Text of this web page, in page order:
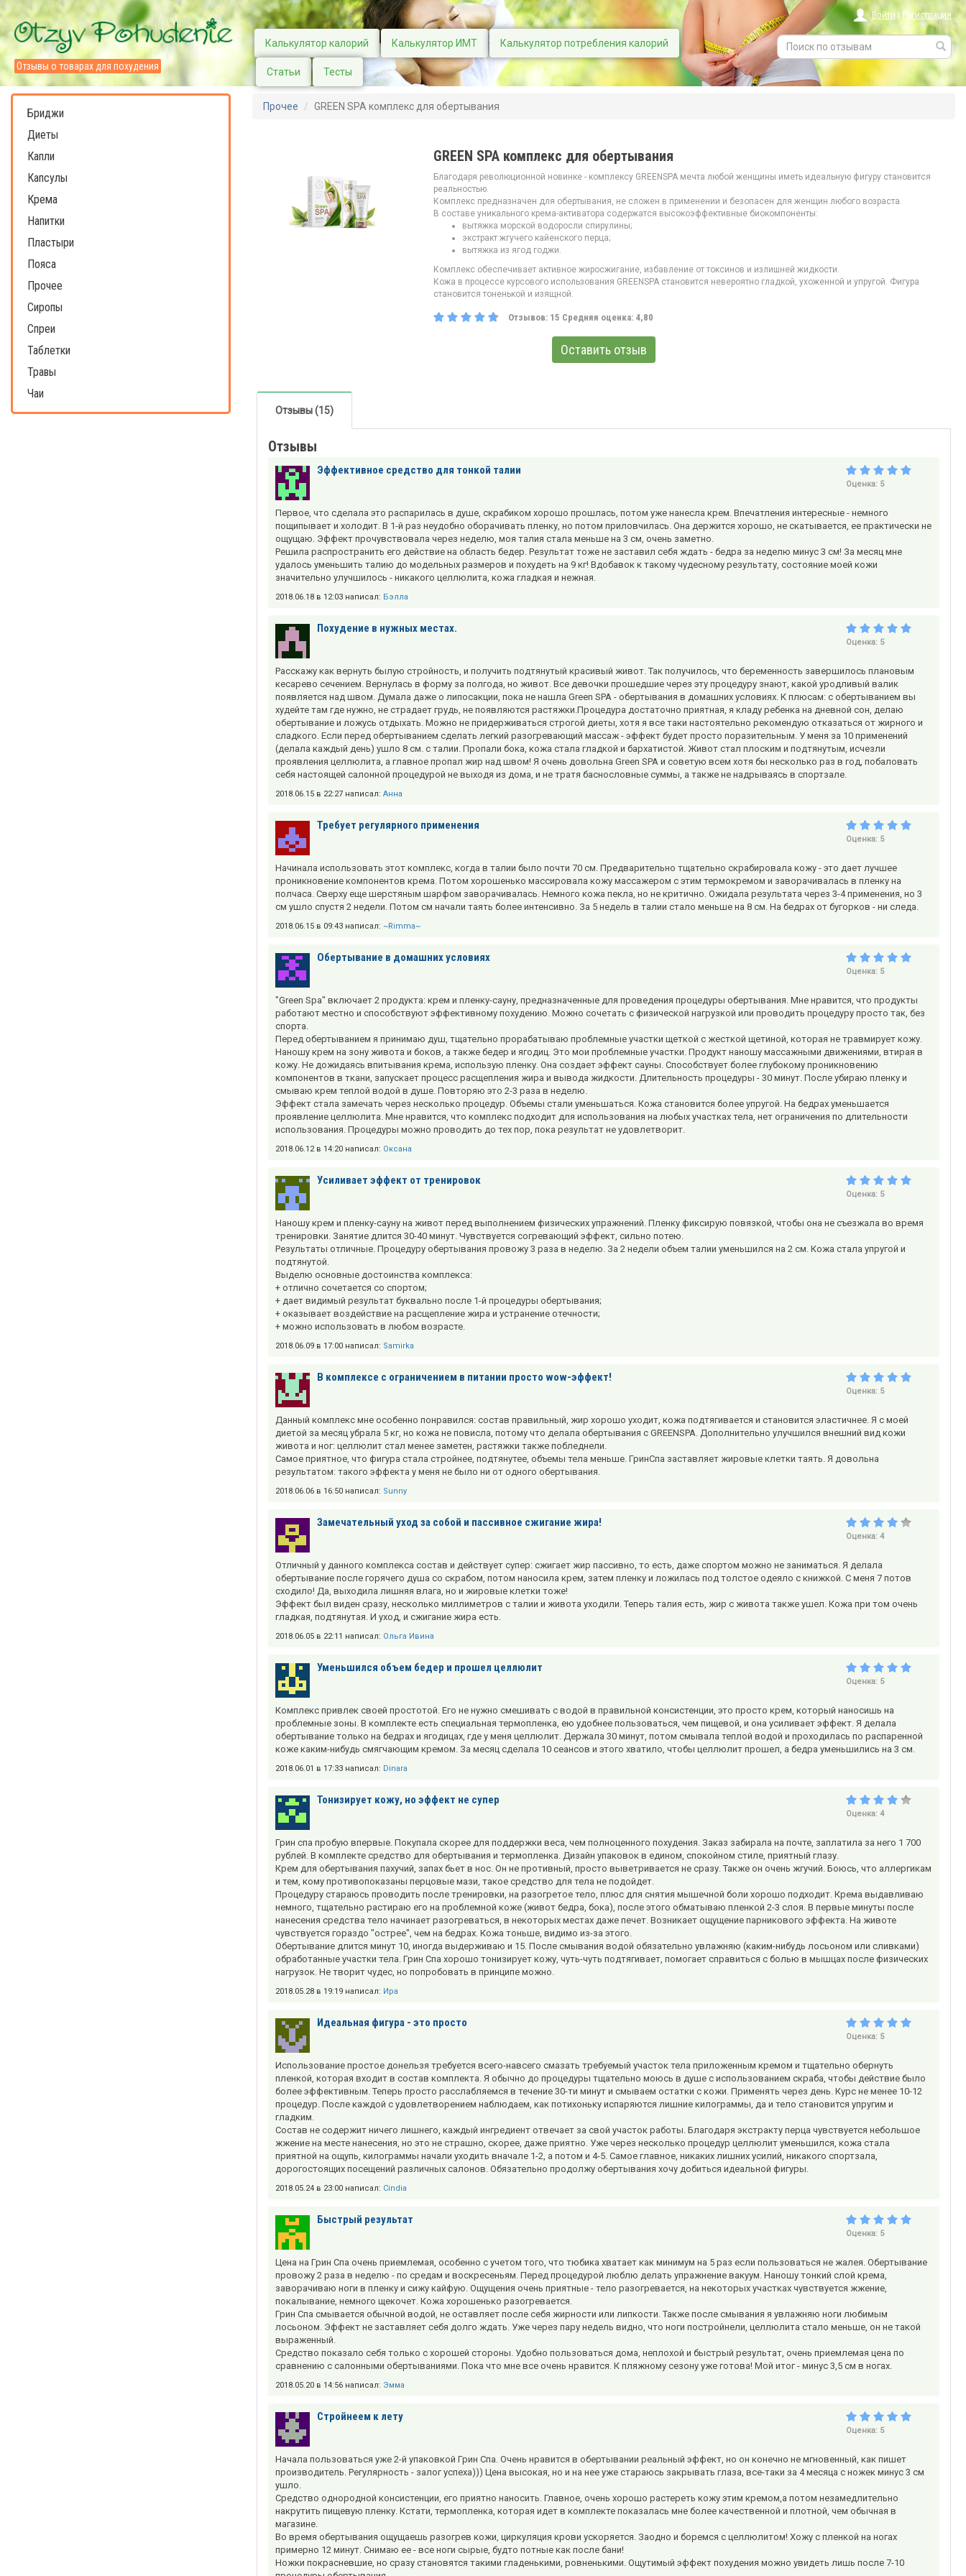
Отзывы о товарах для похудения
Калькулятор калорий Калькулятор ИМТ Калькулятор потребления калорий
Статьи Тесты
Войти | Регистрация
Бриджи
Диеты
Капли
Капсулы
Крема
Напитки
Пластыри
Пояса
Прочее
Сиропы
Спреи
Таблетки
Травы
Чаи
Прочее GREEN SPA комплекс для обертывания
GREEN SPA комплекс для обертывания
Благодаря революционной новинке - комплексу GREENSPA мечта любой женщины иметь идеальную фигуру становится
реальностью.
Комплекс предназначен для обертывания, не сложен в применении и безопасен для женщин любого возраста.
В составе уникального крема-активатора содержатся высокоэффективные биокомпоненты:
вытяжка морской водоросли спирулины;
экстракт жгучего кайенского перца;
вытяжка из ягод годжи.
Комплекс обеспечивает активное жиросжигание, избавление от токсинов и излишней жидкости.
Кожа в процессе курсового использования GREENSPA становится невероятно гладкой, ухоженной и упругой. Фигура
становится тоненькой и изящной.
Отзывов: 15 Средняя оценка: 4,80
Оставить отзыв
Отзывы (15)
Отзывы
Эффективное средство для тонкой талии
Оценка: 5
Первое, что сделала это распарилась в душе, скрабиком хорошо прошлась, потом уже нанесла крем. Впечатления интересные - немного
пощипывает и холодит. В 1-й раз неудобно оборачивать пленку, но потом приловчилась. Она держится хорошо, не скатывается, ее практически не
ощущаю. Эффект прочувствовала через неделю, моя талия стала меньше на 3 см, очень заметно.
Решила распространить его действие на область бедер. Результат тоже не заставил себя ждать - бедра за неделю минус 3 см! За месяц мне
удалось уменьшить талию до модельных размеров и похудеть на 9 кг! Вдобавок к такому чудесному результату, состояние моей кожи
значительно улучшилось - никакого целлюлита, кожа гладкая и нежная.
2018.06.18 в 12:03 написал: Бэлла
Похудение в нужных местах.
Оценка: 5
Расскажу как вернуть былую стройность, и получить подтянутый красивый живот. Так получилось, что беременность завершилось плановым
кесарево сечением. Вернулась в форму за полгода, но живот. Все девочки прошедшие через эту процедуру знают, какой уродливый валик
появляется над швом. Думала даже о липосакции, пока не нашла Green SPA - обертывания в домашних условиях. К плюсам: с обертыванием вы
худейте там где нужно, не страдает грудь, не появляются растяжки.Процедура достаточно приятная, я кладу ребенка на дневной сон, делаю
обертывание и ложусь отдыхать. Можно не придерживаться строгой диеты, хотя я все таки настоятельно рекомендую отказаться от жирного и
сладкого. Если перед обертыванием сделать легкий разогревающий массаж - эффект будет просто поразительным. У меня за 10 применений
(делала каждый день) ушло 8 см. с талии. Пропали бока, кожа стала гладкой и бархатистой. Живот стал плоским и подтянутым, исчезли
проявления целлюлита, а главное пропал жир над швом! Я очень довольна Green SPA и советую всем хотя бы несколько раз в год, побаловать
себя настоящей салонной процедурой не выходя из дома, и не тратя баснословные суммы, а также не надрываясь в спортзале.
2018.06.15 в 22:27 написал: Анна
Требует регулярного применения
Оценка: 5
Начинала использовать этот комплекс, когда в талии было почти 70 см. Предварительно тщательно скрабировала кожу - это дает лучшее
проникновение компонентов крема. Потом хорошенько массировала кожу массажером с этим термокремом и заворачивалась в пленку на
полчаса. Сверху еще шерстяным шарфом заворачивалась. Немного кожа пекла, но не критично. Ожидала результата через 3-4 применения, но 3
см ушло спустя 2 недели. Потом см начали таять более интенсивно. За 5 недель в талии стало меньше на 8 см. На бедрах от бугорков - ни следа.
2018.06.15 в 09:43 написал: ~Rimma~
Обертывание в домашних условиях
Оценка: 5
"Green Spa" включает 2 продукта: крем и пленку-сауну, предназначенные для проведения процедуры обертывания. Мне нравится, что продукты
работают местно и способствуют эффективному похудению. Можно сочетать с физической нагрузкой или проводить процедуру просто так, без
спорта.
Перед обертыванием я принимаю душ, тщательно прорабатываю проблемные участки щеткой с жесткой щетиной, которая не травмирует кожу.
Наношу крем на зону живота и боков, а также бедер и ягодиц. Это мои проблемные участки. Продукт наношу массажными движениями, втирая в
кожу. Не дожидаясь впитывания крема, использую пленку. Она создает эффект сауны. Способствует более глубокому проникновению
компонентов в ткани, запускает процесс расщепления жира и вывода жидкости. Длительность процедуры - 30 минут. После убираю пленку и
смываю крем теплой водой в душе. Повторяю это 2-3 раза в неделю.
Эффект стала замечать через несколько процедур. Объемы стали уменьшаться. Кожа становится более упругой. На бедрах уменьшается
проявление целлюлита. Мне нравится, что комплекс подходит для использования на любых участках тела, нет ограничения по длительности
использования. Процедуры можно проводить до тех пор, пока результат не удовлетворит.
2018.06.12 в 14:20 написал: Оксана
Усиливает эффект от тренировок
Оценка: 5
Наношу крем и пленку-сауну на живот перед выполнением физических упражнений. Пленку фиксирую повязкой, чтобы она не съезжала во время
тренировки. Занятие длится 30-40 минут. Чувствуется согревающий эффект, сильно потею.
Результаты отличные. Процедуру обертывания провожу 3 раза в неделю. За 2 недели объем талии уменьшился на 2 см. Кожа стала упругой и
подтянутой.
Выделю основные достоинства комплекса:
+ отлично сочетается со спортом;
+ дает видимый результат буквально после 1-й процедуры обертывания;
+ оказывает воздействие на расщепление жира и устранение отечности;
+ можно использовать в любом возрасте.
2018.06.09 в 17:00 написал: Samirka
В комплексе с ограничением в питании просто wow-эффект!
Оценка: 5
Данный комплекс мне особенно понравился: состав правильный, жир хорошо уходит, кожа подтягивается и становится эластичнее. Я с моей
диетой за месяц убрала 5 кг, но кожа не повисла, потому что делала обертывания с GREENSPA. Дополнительно улучшился внешний вид кожи
живота и ног: целлюлит стал менее заметен, растяжки также побледнели.
Самое приятное, что фигура стала стройнее, подтянутее, объемы тела меньше. ГринСпа заставляет жировые клетки таять. Я довольна
результатом: такого эффекта у меня не было ни от одного обертывания.
2018.06.06 в 16:50 написал: Sunny
Замечательный уход за собой и пассивное сжигание жира!
Оценка: 4
Отличный у данного комплекса состав и действует супер: сжигает жир пассивно, то есть, даже спортом можно не заниматься. Я делала
обертывание после горячего душа со скрабом, потом наносила крем, затем пленку и ложилась под толстое одеяло с книжкой. С меня 7 потов
сходило! Да, выходила лишняя влага, но и жировые клетки тоже!
Эффект был виден сразу, несколько миллиметров с талии и живота уходили. Теперь талия есть, жир с живота также ушел. Кожа при том очень
гладкая, подтянутая. И уход, и сжигание жира есть.
2018.06.05 в 22:11 написал: Ольга Ивина
Уменьшился объем бедер и прошел целлюлит
Оценка: 5
Комплекс привлек своей простотой. Его не нужно смешивать с водой в правильной консистенции, это просто крем, который наносишь на
проблемные зоны. В комплекте есть специальная термопленка, ею удобнее пользоваться, чем пищевой, и она усиливает эффект. Я делала
обертывание только на бедрах и ягодицах, где у меня целлюлит. Держала 30 минут, потом смывала теплой водой и проходилась по распаренной
коже каким-нибудь смягчающим кремом. За месяц сделала 10 сеансов и этого хватило, чтобы целлюлит прошел, а бедра уменьшились на 3 см.
2018.06.01 в 17:33 написал: Dinara
Тонизирует кожу, но эффект не супер
Оценка: 4
Грин спа пробую впервые. Покупала скорее для поддержки веса, чем полноценного похудения. Заказ забирала на почте, заплатила за него 1 700
рублей. В комплекте средство для обертывания и термопленка. Дизайн упаковок в едином, спокойном стиле, приятный глазу.
Крем для обертывания пахучий, запах бьет в нос. Он не противный, просто выветривается не сразу. Также он очень жгучий. Боюсь, что аллергикам
и тем, кому противопоказаны перцовые мази, такое средство для тела не подойдет.
Процедуру стараюсь проводить после тренировки, на разогретое тело, плюс для снятия мышечной боли хорошо подходит. Крема выдавливаю
немного, тщательно растираю его на проблемной коже (живот бедра, бока), после этого обматываю пленкой 2-3 слоя. В первые минуты после
нанесения средства тело начинает разогреваться, в некоторых местах даже печет. Возникает ощущение парникового эффекта. На животе
чувствуется гораздо "острее", чем на бедрах. Кожа тоньше, видимо из-за этого.
Обертывание длится минут 10, иногда выдерживаю и 15. После смывания водой обязательно увлажняю (каким-нибудь лосьоном или сливками)
обработанные участки тела. Грин Спа хорошо тонизирует кожу, чуть-чуть подтягивает, помогает справиться с болью в мышцах после физических
нагрузок. Не творит чудес, но попробовать в принципе можно.
2018.05.28 в 19:19 написал: Ира
Идеальная фигура - это просто
Оценка: 5
Использование простое донельзя требуется всего-навсего смазать требуемый участок тела приложенным кремом и тщательно обернуть
пленкой, которая входит в состав комплекта. Я обычно до процедуры тщательно моюсь в душе с использованием скраба, чтобы действие было
более эффективным. Теперь просто расслабляемся в течение 30-ти минут и смываем остатки с кожи. Применять через день. Курс не менее 10-12
процедур. После каждой с удовлетворением наблюдаем, как потихоньку испаряются лишние килограммы, да и тело становится упругим и
гладким.
Состав не содержит ничего лишнего, каждый ингредиент отвечает за свой участок работы. Благодаря экстракту перца чувствуется небольшое
жжение на месте нанесения, но это не страшно, скорее, даже приятно. Уже через несколько процедур целлюлит уменьшился, кожа стала
приятной на ощупь, килограммы начали уходить вначале 1-2, а потом и 4-5. Самое главное, никаких лишних усилий, никакого спортзала,
дорогостоящих посещений различных салонов. Обязательно продолжу обертывания хочу добиться идеальной фигуры.
2018.05.24 в 23:00 написал: Cindia
Быстрый результат
Оценка: 5
Цена на Грин Спа очень приемлемая, особенно с учетом того, что тюбика хватает как минимум на 5 раз если пользоваться не жалея. Обертывание
провожу 2 раза в неделю - по средам и воскресеньям. Перед процедурой люблю делать упражнение вакуум. Наношу тонкий слой крема,
заворачиваю ноги в пленку и сижу кайфую. Ощущения очень приятные - тело разогревается, на некоторых участках чувствуется жжение,
покалывание, немного щекочет. Кожа хорошенько разогревается.
Грин Спа смывается обычной водой, не оставляет после себя жирности или липкости. Также после смывания я увлажняю ноги любимым
лосьоном. Эффект не заставляет себя долго ждать. Уже через пару недель видно, что ноги постройнели, целлюлита стало меньше, он не такой
выраженный.
Средство показало себя только с хорошей стороны. Удобно пользоваться дома, неплохой и быстрый результат, очень приемлемая цена по
сравнению с салонными обертываниями. Пока что мне все очень нравится. К пляжному сезону уже готова! Мой итог - минус 3,5 см в ногах.
2018.05.20 в 14:56 написал: Эмма
Стройнеем к лету
Оценка: 5
Начала пользоваться уже 2-й упаковкой Грин Спа. Очень нравится в обертывании реальный эффект, но он конечно не мгновенный, как пишет
производитель. Регулярность - залог успеха))) Цена высокая, но и на нее уже стараюсь закрывать глаза, все-таки за 4 месяца с ножек минус 3 см
ушло.
Средство однородной консистенции, его приятно наносить. Главное, очень хорошо растереть кожу этим кремом,а потом незамедлительно
накрутить пищевую пленку. Кстати, термопленка, которая идет в комплекте показалась мне более качественной и плотной, чем обычная в
магазине.
Во время обертывания ощущаешь разогрев кожи, циркуляция крови ускоряется. Заодно и боремся с целлюлитом! Хожу с пленкой на ногах
примерно 12 минут. Снимаю ее - все ноги сырые, будто потные как после бани!
Ножки покрасневшие, но сразу становятся такими гладенькими, ровненькими. Ощутимый эффект похудения можно увидеть лишь после 7-10